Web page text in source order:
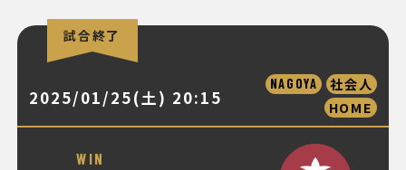
試合終了
2025/01/25(土) 20:15
NAGOYA
社会人
HOME
WIN